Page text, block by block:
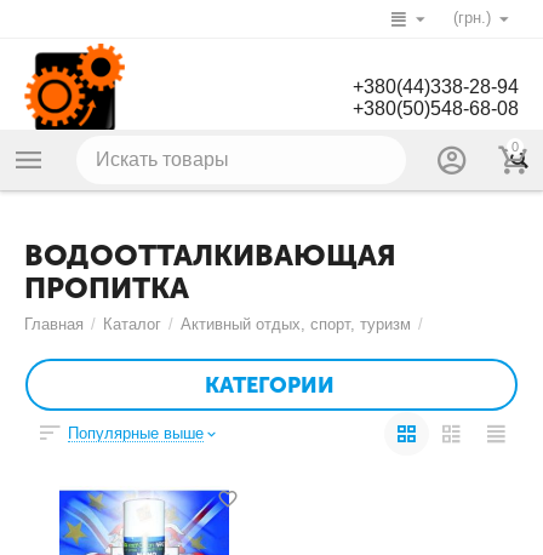
(грн.)
+380(44)338-28-94
+380(50)548-68-08
0
ВОДООТТАЛКИВАЮЩАЯ
ПРОПИТКА
Главная / Каталог / Активный отдых, спорт, туризм /
КАТЕГОРИИ
Популярные выше